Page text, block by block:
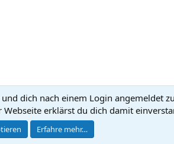
Kontakt
XenForo ® © 2010-2026 XenForo Ltd.
dich nach einem Login angemeldet
erklärst du dich damit
Erfahre mehr…